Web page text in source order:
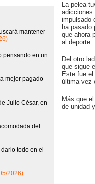
mantener
pensando en un
mejor pagado
Julio César, en
del
todo en el
2026)
La pelea
impulsado
ha
que ahora
al deporte.
Del otro
que sigue
Este fue
última vez
Más que
de unidad